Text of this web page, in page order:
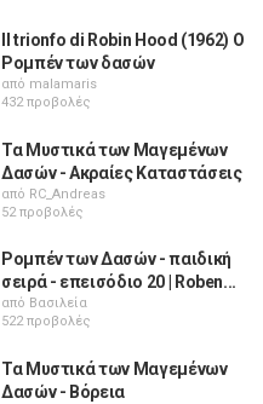
Il trionfo di Robin Hood (1962) Ο
Ρομπέν των δασών
από malamaris
432 προβολές
Τα Μυστικά των Μαγεμένων
Δασών - Ακραίες Καταστάσεις
από RC_Andreas
52 προβολές
Ρομπέν των Δασών - παιδική
σειρά - επεισόδιο 20 | Roben...
από Βασιλεία
522 προβολές
Τα Μυστικά των Μαγεμένων
Δασών - Βόρεια